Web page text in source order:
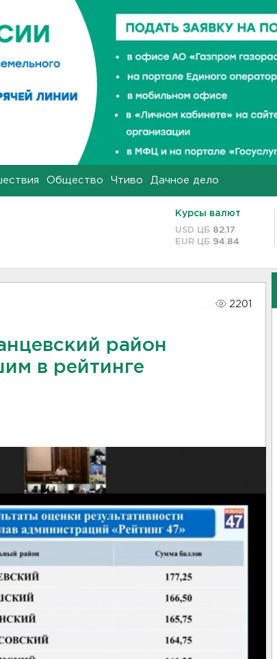
Общество Чтиво Дачное дело
Курсы валют
USD ЦБ 82.17
EUR ЦБ 94.84
2201
район
в рейтинге